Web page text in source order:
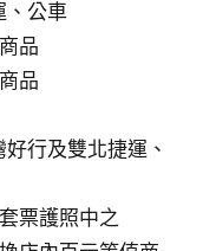
、公車
品
品
行及雙北捷運、
票護照中之